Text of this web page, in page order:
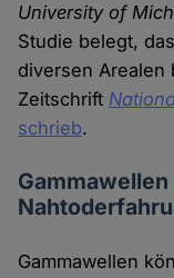
University of
Studie belegt,
diversen Arealen
Zeitschrift
schrieb.
Gammawellen